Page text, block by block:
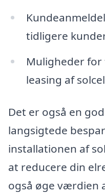
tidligere
Muligheder
leasing af
Det er også en
langsigtede
installationen af
at reducere din
også øge værdien